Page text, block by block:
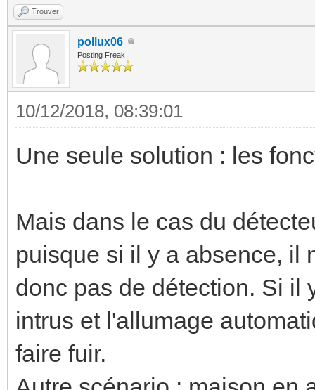
Trouver
pollux06
Posting Freak
10/12/2018, 08:39:01
Une seule solution : les
Mais dans le cas du
puisque si il y a absence, il
donc pas de détection. Si il
intrus et l'allumage
faire fuir.